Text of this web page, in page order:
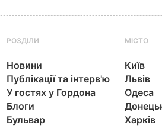
РОЗДІЛИ
Новини
Публікації та інтерв'ю
У гостях у Гордона
Блоги
Бульвар
МІСТО
Київ
Львів
Одеса
Харків